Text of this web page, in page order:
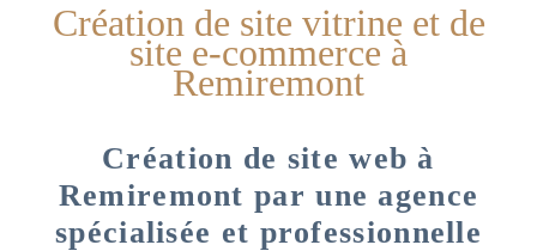
Création de site vitrine et de
site e-commerce à
Remiremont
Création de site web à
Remiremont par une agence
spécialisée et professionnelle